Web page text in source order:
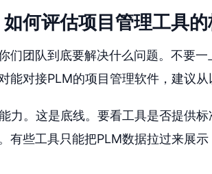
何评估项目管理工具的
们团队到底要解决什么问题。不要
能对接PLM的项目管理软件，建议从
力。这是底线。要看工具是否提供
有些工具只能把PLM数据拉过来展